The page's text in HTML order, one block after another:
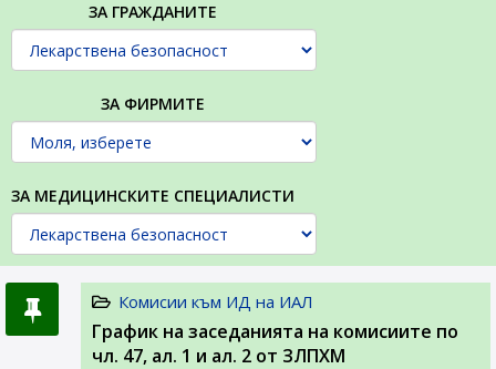
ЗА ГРАЖДАНИТЕ
ЗА ФИРМИТЕ
ЗА МЕДИЦИНСКИТЕ СПЕЦИАЛИСТИ
Комисии към ИД на ИАЛ
График на заседанията на комисиите по
чл. 47, ал. 1 и ал. 2 от ЗЛПХМ